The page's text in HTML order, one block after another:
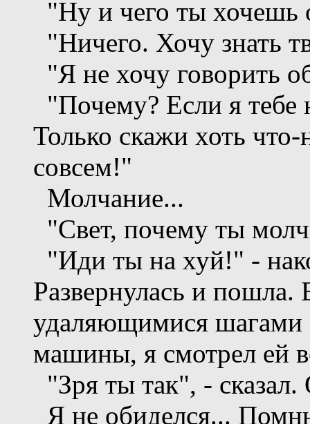
"Ну и чего ты хочешь
"Ничего. Хочу знать
"Я не хочу говорить
"Почему? Если я тебе
Только скажи хоть
совсем!"
Молчание...
"Свет, почему ты
"Иди ты на хуй!" -
Развернулась и
удаляющимися шагами
машины, я смотрел ей
"Зря ты так", -
Я не обиделся...